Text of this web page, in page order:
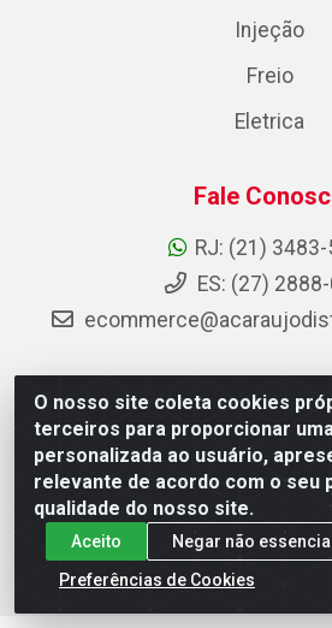
O nosso site coleta cookies
terceiros para proporcionar
personalizada ao usuário,
relevante de acordo com o seu
qualidade do nosso site.
Aceito
Negar não
Preferências de Cookies
Injeção
Freio
Eletrica
Fale
RJ: (21)
ES: (27)
AC Araujo Distribuidora - Rua
São Cristóvão, Rio de Janeiro/RJ -
CNPJ 08.744.753/